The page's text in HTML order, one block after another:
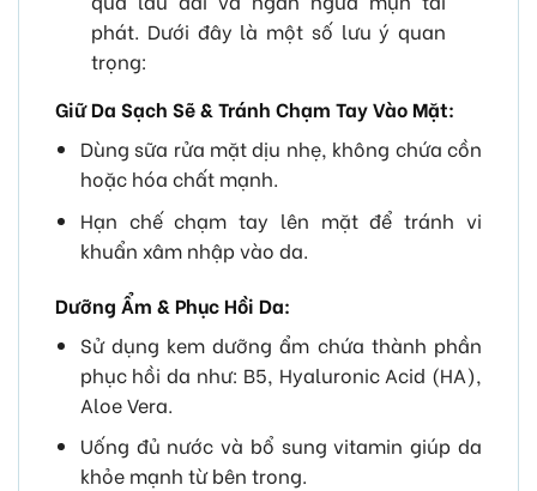
phát. Dưới đây là một số lưu ý quan
trọng:
Giữ Da Sạch Sẽ & Tránh Chạm Tay Vào Mặt:
Dùng sữa rửa mặt dịu nhẹ, không chứa cồn
hoặc hóa chất mạnh.
Hạn chế chạm tay lên mặt để tránh vi
khuẩn xâm nhập vào da.
Dưỡng Ẩm & Phục Hồi Da:
Sử dụng kem dưỡng ẩm chứa thành phần
phục hồi da như: B5, Hyaluronic Acid (HA),
Aloe Vera.
Uống đủ nước và bổ sung vitamin giúp da
khỏe mạnh từ bên trong.